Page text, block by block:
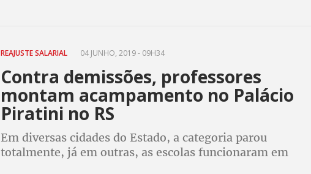
REAJUSTE SALARIAL 04 JUNHO, 2019 - 09H34
Contra demissões, professores
montam acampamento no Palácio
Piratini no RS
Em diversas cidades do Estado, a categoria parou
totalmente, já em outras, as escolas funcionaram em